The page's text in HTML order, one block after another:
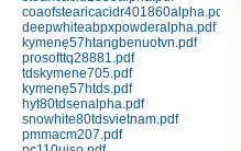
Chi tiết Mua hàng
coaofstearicacidr401860alpha.pdf
deepwhiteabpxpowderalpha.pdf
kymenẹ57htangbenuotvn.pdf
prosofttq28881.pdf
tdskymene705.pdf
kymenẹ57htds.pdf
hyt80tdsenalpha.pdf
snowhite80tdsvietnam.pdf
pmmacm207.pdf